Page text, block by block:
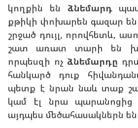
կողքին են ձնեմարդ
քթիկի փոխարեն գազար են
շրջած դույլ, որովհետև,
շատ առատ տարի են
որպեսզի ոչ ձնեմարդը
հանկարծ դուք
պետք է նրան նաև տաք
կամ էլ նրա
այդպես մեծահասակներն են